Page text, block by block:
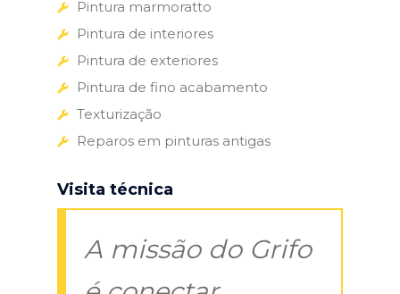
Pintura marmoratto
Pintura de interiores
Pintura de exteriores
Pintura de fino acabamento
Texturização
Reparos em pinturas antigas
Visita técnica
A missão do Grifo